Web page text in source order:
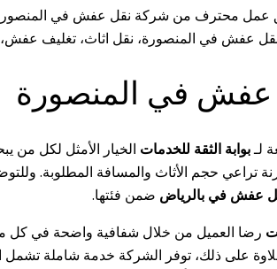
عفش في المنصورة، نقل اثاث، تغليف
في المنصورة
لـبوابة الثقة للخدمات الخيار الأمثل لكل من
تراعي حجم الأثاث والمسافة المطلوبة.
عفش في بالرياض ضمن فئتها.
رضا العميل من خلال شفافية واضحة في كل
الدائمين. علاوة على ذلك، توفر الشركة خدمة